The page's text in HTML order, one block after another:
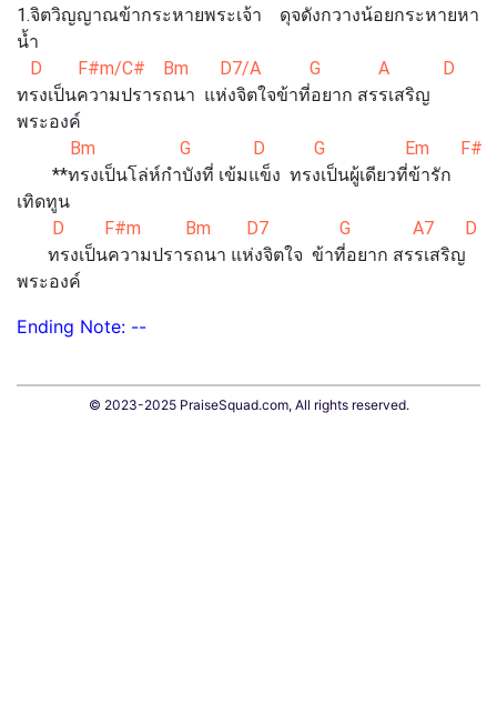
1.จิตวิญญาณข้ากระหายพระเจ้า ดุจดังกวางน้อยกระหายหา
น้ำ
D F#m/C# Bm D7/A G A D
ทรงเป็นความปรารถนา แห่งจิตใจข้าที่อยาก สรรเสริญ
พระองค์
Bm G D G Em F#
**ทรงเป็นโล่ห์กำบังที่ เข้มแข็ง ทรงเป็นผู้เดียวที่ข้ารัก
เทิดทูน
D F#m Bm D7 G A7 D
ทรงเป็นความปรารถนา แห่งจิตใจ ข้าที่อยาก สรรเสริญ
พระองค์
Ending Note: --
© 2023-2025 PraiseSquad.com, All rights reserved.